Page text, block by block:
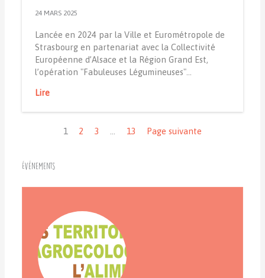
24 MARS 2025
Lancée en 2024 par la Ville et Eurométropole de
Strasbourg en partenariat avec la Collectivité
Européenne d’Alsace et la Région Grand Est,
l’opération "Fabuleuses Légumineuses"…
Lire
1
2 3 13 Page suivante
Événements